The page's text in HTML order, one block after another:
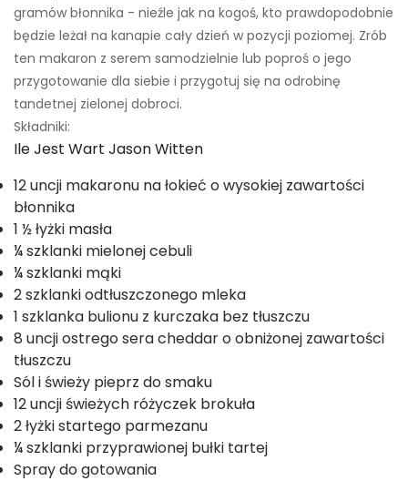
gramów błonnika - nieźle jak na kogoś, kto prawdopodobnie
będzie leżał na kanapie cały dzień w pozycji poziomej. Zrób
ten makaron z serem samodzielnie lub poproś o jego
przygotowanie dla siebie i przygotuj się na odrobinę
tandetnej zielonej dobroci.
Składniki:
Ile Jest Wart Jason Witten
12 uncji makaronu na łokieć o wysokiej zawartości
błonnika
1 ½ łyżki masła
¼ szklanki mielonej cebuli
¼ szklanki mąki
2 szklanki odtłuszczonego mleka
1 szklanka bulionu z kurczaka bez tłuszczu
8 uncji ostrego sera cheddar o obniżonej zawartości
tłuszczu
Sól i świeży pieprz do smaku
12 uncji świeżych różyczek brokuła
2 łyżki startego parmezanu
¼ szklanki przyprawionej bułki tartej
Spray do gotowania